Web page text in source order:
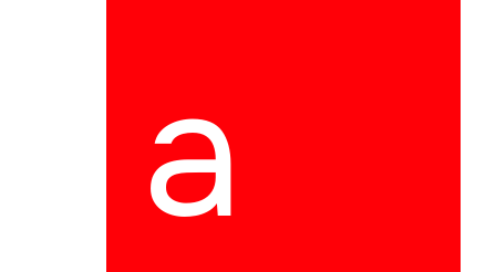
a